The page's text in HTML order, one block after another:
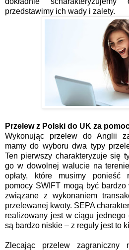
przedstawimy ich wady i zalety.
Przelew z Polski do UK za
Wykonując przelew do Anglii
mamy do wyboru dwa typy
Ten pierwszy charakteryzuje się
go w dowolnej walucie na
opłaty, które musimy ponieść
pomocy SWIFT mogą być bardzo
związane z wykonaniem
przelewanej kwoty. SEPA
realizowany jest w ciągu jednego
są bardzo niskie – z reguły jest to
Zlecając przelew zagraniczny